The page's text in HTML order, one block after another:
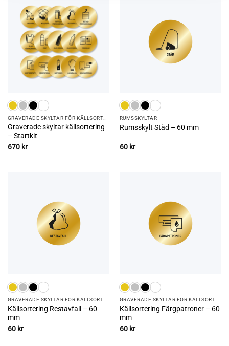
Graverade skyltar källsortering
– Startkit
670 kr
RUMS­SKYLTAR
Rumsskylt Städ – 60 mm
60 kr
GRAVERADE SKYLTAR FÖR KÄLLSORTERING
Källsortering Restavfall – 60
mm
60 kr
GRAVERADE SKYLTAR FÖR KÄLLSORTERING
Källsortering Färgpatroner – 60
mm
60 kr